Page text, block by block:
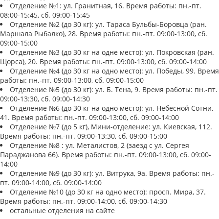
Отделение №1: ул. Гранитная, 16. Время работы: пн.-пт.
08:00-15:45, сб. 09:00-15:45
Отделение №2 (до 30 кг): ул. Тараса Бульбы-Боровца (ран.
Маршала Рыбалко), 28. Время работы: пн.-пт. 09:00-13:00, сб.
09:00-15:00
Отделение №3 (до 30 кг на одне место): ул. Покровская (ран.
Щорса), 20. Время работы: пн.-пт. 09:00-13:00, сб. 09:00-14:00
Отделение №4 (до 30 кг на одно место): ул. Победы, 99. Время
работы: пн.-пт. 09:00-13:00, сб. 09:00-15:00
Отделение №5 (до 30 кг): ул. Б. Тена, 9. Время работы: пн.-пт.
09:00-13:30, сб. 09:00-14:30
Отделение №6 (до 30 кг на одно место): ул. Небесной Сотни,
41. Время работы: пн.-пт. 09:00-13:00, сб. 09:00-14:00
Отделение №7 (до 5 кг), Мини-отделение: ул. Киевская, 112.
Время работы: пн.-пт. 09:00-13:30, сб. 09:00-15:00
Отделение №8 : ул. Металистов, 2 (заезд с ул. Сергея
Параджанова 66). Время работы: пн.-пт. 09:00-13:00, сб. 09:00-
14:00
Отделение №9 (до 30 кг): ул. Витрука, 9а. Время работы: пн.-
пт. 09:00-14:00, сб. 09:00-14:00
Отделение №10 (до 30 кг на одно место): просп. Мира, 37.
Время работы: пн.-пт. 09:00-14:00, сб. 09:00-14:30
остальные отделения на сайте